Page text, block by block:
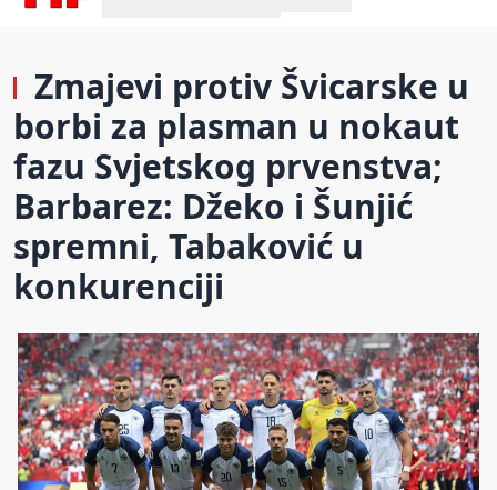
Zmajevi protiv Švicarske u
borbi za plasman u nokaut
fazu Svjetskog prvenstva;
Barbarez: Džeko i Šunjić
spremni, Tabaković u
konkurenciji